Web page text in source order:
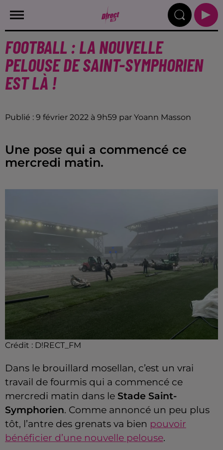
FOOTBALL : LA NOUVELLE
PELOUSE DE SAINT-SYMPHORIEN
EST LÀ !
Publié : 9 février 2022 à 9h59 par Yoann Masson
Une pose qui a commencé ce
mercredi matin.
Crédit : D!RECT_FM
Dans le brouillard mosellan, c’est un vrai
travail de fourmis qui a commencé ce
mercredi matin dans le Stade Saint-
Symphorien. Comme annoncé un peu plus
tôt, l’antre des grenats va bien pouvoir
bénéficier d’une nouvelle pelouse.